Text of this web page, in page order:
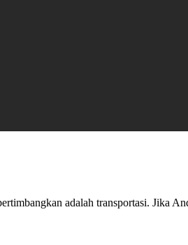
adalah transportasi. Jika